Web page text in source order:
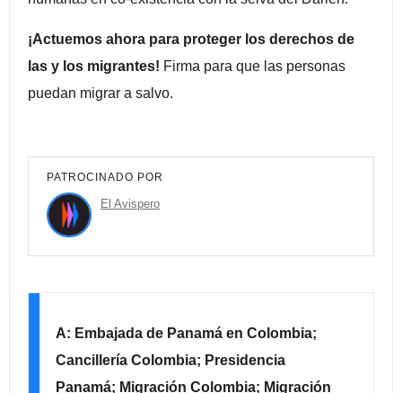
¡Actuemos ahora para proteger los derechos de
las y los migrantes! Firma para que las personas
puedan migrar a salvo.
PATROCINADO POR
El Avispero
A: Embajada de Panamá en Colombia;
Cancillería Colombia; Presidencia
Panamá; Migración Colombia; Migración